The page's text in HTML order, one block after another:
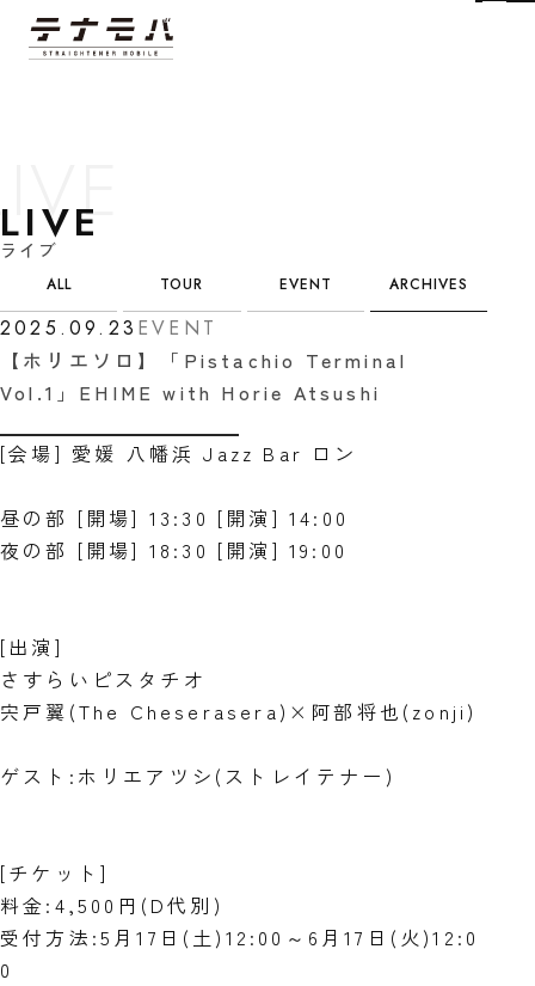
LIVE
ライブ
カテゴリ選択
ALL TOUR EVENT ARCHIVES
2025.09.23 EVENT
【ホリエソロ】「Pistachio Terminal
Vol.1」EHIME with Horie Atsushi
[会場] 愛媛 八幡浜 Jazz Bar ロン
昼の部 [開場] 13:30 [開演] 14:00
夜の部 [開場] 18:30 [開演] 19:00
[出演]
さすらいピスタチオ
宍戸翼(The Cheserasera)×阿部将也(zonji)
ゲスト:ホリエアツシ(ストレイテナー)
[チケット]
料金:4,500円(D代別)
受付方法:5月17日(土)12:00～6月17日(火)12:0
0